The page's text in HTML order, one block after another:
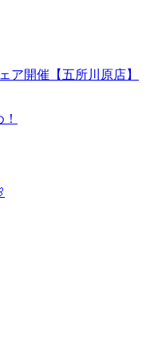
ア開催【五所川原店】